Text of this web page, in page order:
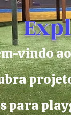
vindo
para